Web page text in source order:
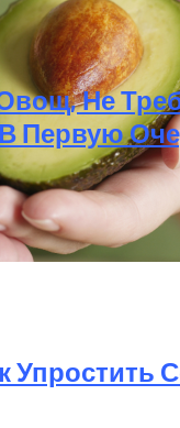
Не
Первую